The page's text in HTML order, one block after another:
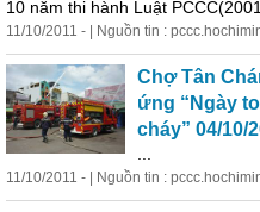
10 năm thi hành Luật
11/10/2011 - | Nguồn tin :
Chợ Tân
ứng “Ngày
cháy” 04/10/
11/10/2011 - | Nguồn tin :